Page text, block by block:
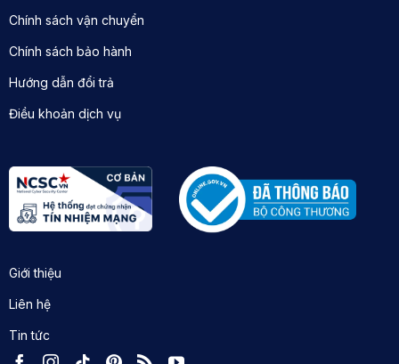
Chính sách vận chuyển
Chính sách bảo hành
Hướng dẫn đổi trả
Điều khoản dịch vụ
Giới thiệu
Liên hệ
Tin tức